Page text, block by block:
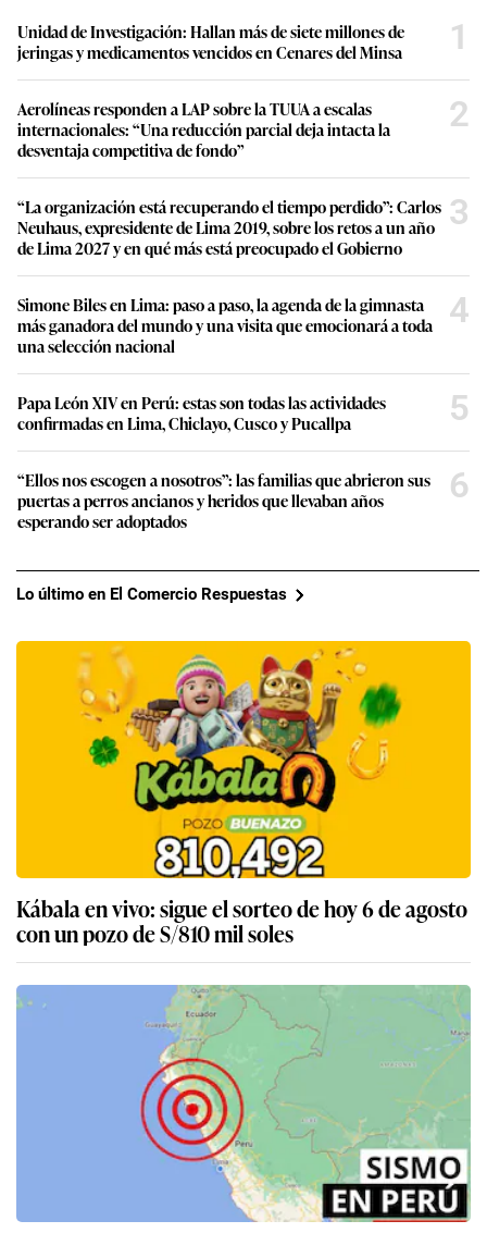
Unidad de Investigación: Hallan más de siete millones de
jeringas y medicamentos vencidos en Cenares del Minsa
1
Aerolíneas responden a LAP sobre la TUUA a escalas
internacionales: “Una reducción parcial deja intacta la
desventaja competitiva de fondo”
2
“La organización está recuperando el tiempo perdido”: Carlos
Neuhaus, expresidente de Lima 2019, sobre los retos a un año
de Lima 2027 y en qué más está preocupado el Gobierno
3
Simone Biles en Lima: paso a paso, la agenda de la gimnasta
más ganadora del mundo y una visita que emocionará a toda
una selección nacional
4
Papa León XIV en Perú: estas son todas las actividades
confirmadas en Lima, Chiclayo, Cusco y Pucallpa
5
“Ellos nos escogen a nosotros”: las familias que abrieron sus
puertas a perros ancianos y heridos que llevaban años
esperando ser adoptados
6
Lo último en El Comercio Respuestas
Kábala en vivo: sigue el sorteo de hoy 6 de agosto
con un pozo de S/810 mil soles